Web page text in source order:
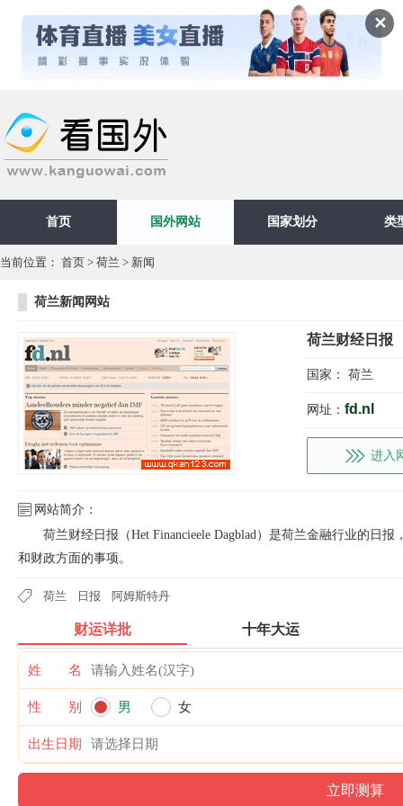
✕
首页 国外网站 国家划分 类
当前位置： 首页 > 荷兰 > 新闻
荷兰新闻网站
荷兰财经日报
国家： 荷兰
网址： fd.nl
进入
网站简介：
荷兰财经日报（Het Financieele Dagblad）是荷兰金融行业的日
和财政方面的事项。
荷兰 日报 阿姆斯特丹
财运详批 十年大运
姓 名
性 别 男 女
出生日期